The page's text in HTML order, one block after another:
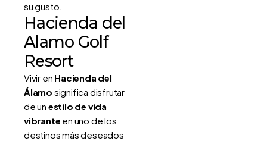
su gusto.
Hacienda del
Alamo Golf
Resort
Vivir en Hacienda del
Álamo significa disfrutar
de un estilo de vida
vibrante en uno de los
destinos más deseados